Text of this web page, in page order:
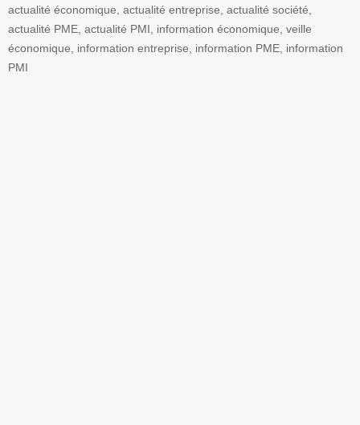
actualité économique, actualité entreprise, actualité société,
actualité PME, actualité PMI, information économique, veille
économique, information entreprise, information PME, information
PMI